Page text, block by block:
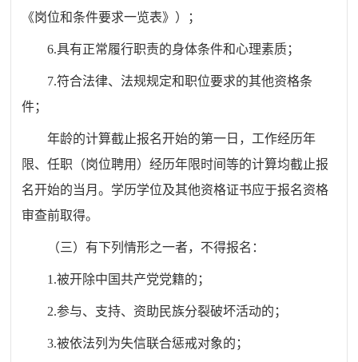
《岗位和条件要求一览表》）；
6.具有正常履行职责的身体条件和心理素质；
7.符合法律、法规规定和职位要求的其他资格条
件；
年龄的计算截止报名开始的第一日，工作经历年
限、任职（岗位聘用）经历年限时间等的计算均截止报
名开始的当月。学历学位及其他资格证书应于报名资格
审查前取得。
（三）有下列情形之一者，不得报名：
1.被开除中国共产党党籍的；
2.参与、支持、资助民族分裂破坏活动的；
3.被依法列为失信联合惩戒对象的；